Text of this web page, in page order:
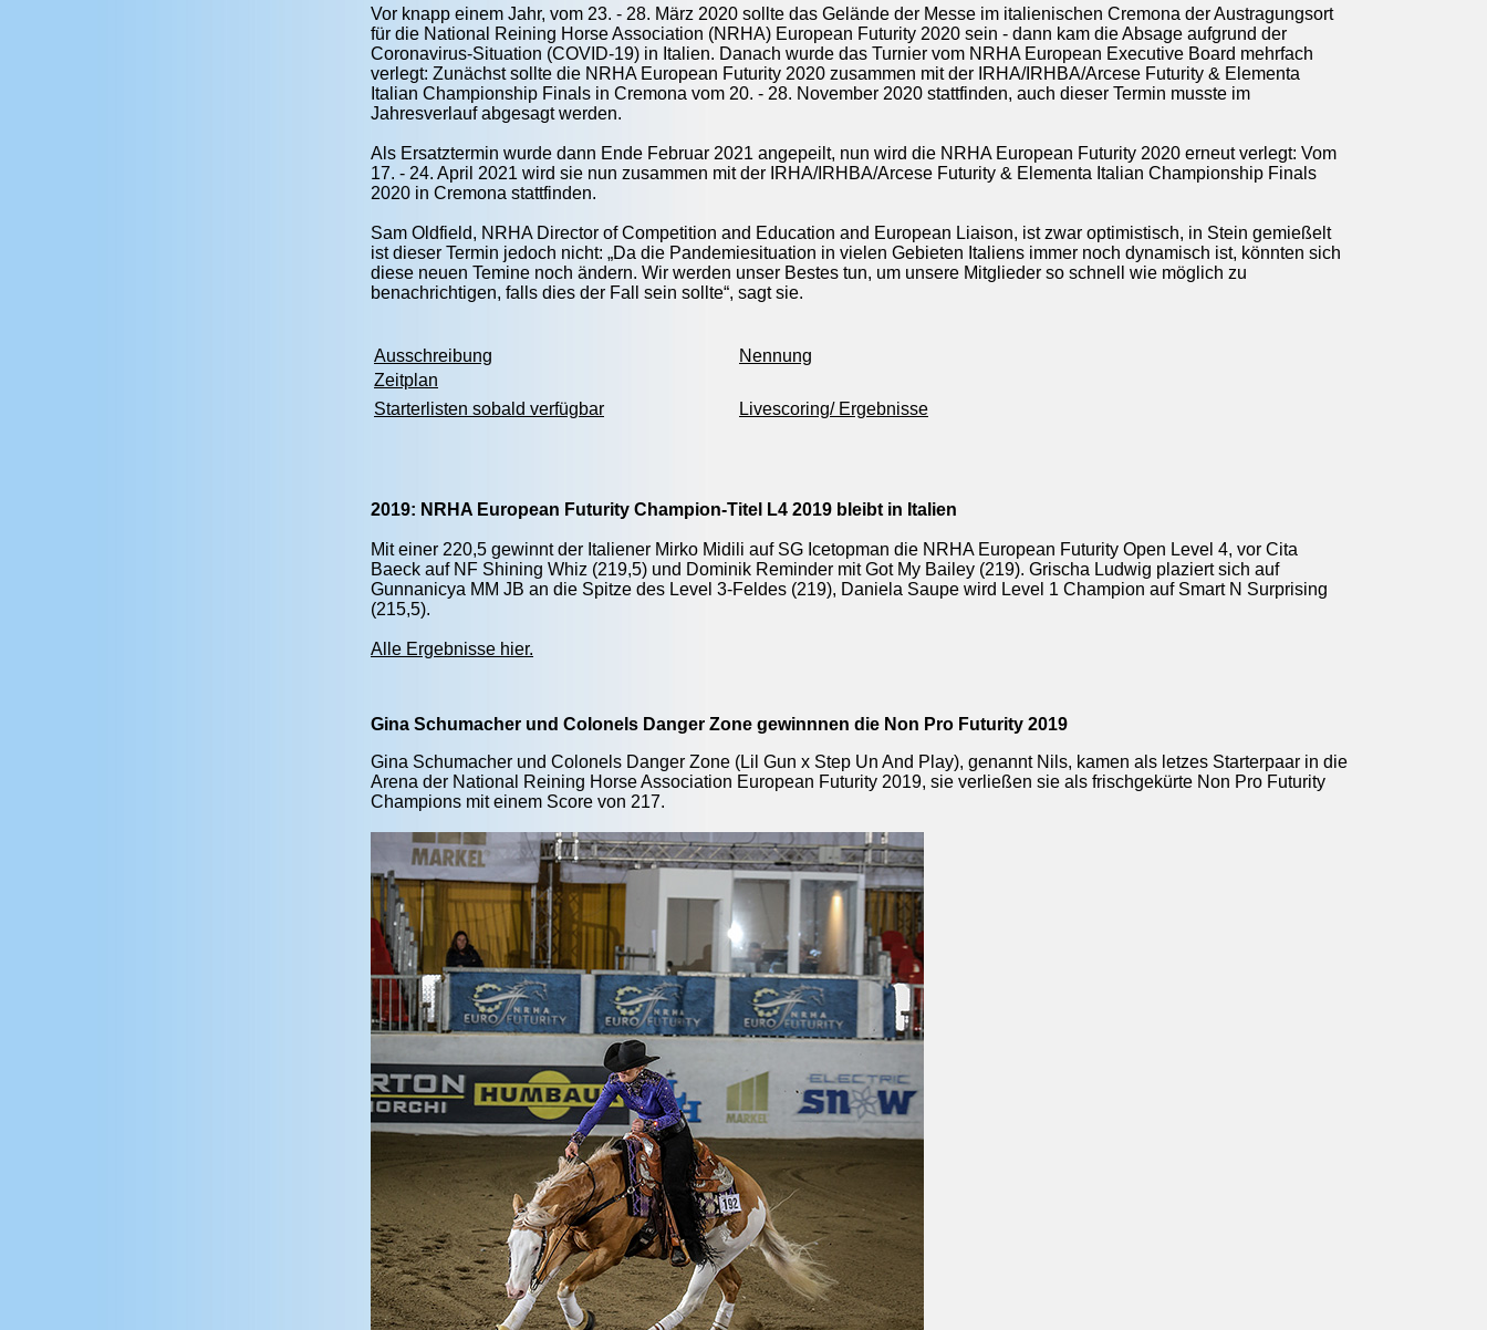
Vor knapp einem Jahr, vom 23. - 28. März 2020 sollte das Gelände der Messe im italienischen Cremona der Austragungsort
für die National Reining Horse Association (NRHA) European Futurity 2020 sein - dann kam die Absage aufgrund der
Coronavirus-Situation (COVID-19) in Italien. Danach wurde das Turnier vom NRHA European Executive Board mehrfach
verlegt: Zunächst sollte die NRHA European Futurity 2020 zusammen mit der IRHA/IRHBA/Arcese Futurity & Elementa
Italian Championship Finals in Cremona vom 20. - 28. November 2020 stattfinden, auch dieser Termin musste im
Jahresverlauf abgesagt werden.
Als Ersatztermin wurde dann Ende Februar 2021 angepeilt, nun wird die NRHA European Futurity 2020 erneut verlegt: Vom
17. - 24. April 2021 wird sie nun zusammen mit der IRHA/IRHBA/Arcese Futurity & Elementa Italian Championship Finals
2020 in Cremona stattfinden.
Sam Oldfield, NRHA Director of Competition and Education and European Liaison, ist zwar optimistisch, in Stein gemießelt
ist dieser Termin jedoch nicht: „Da die Pandemiesituation in vielen Gebieten Italiens immer noch dynamisch ist, könnten sich
diese neuen Temine noch ändern. Wir werden unser Bestes tun, um unsere Mitglieder so schnell wie möglich zu
benachrichtigen, falls dies der Fall sein sollte“, sagt sie.
Ausschreibung
Nennung
Zeitplan
Starterlisten sobald verfügbar
Livescoring/ Ergebnisse
2019: NRHA European Futurity Champion-Titel L4 2019 bleibt in Italien
Mit einer 220,5 gewinnt der Italiener Mirko Midili auf SG Icetopman die NRHA European Futurity Open Level 4, vor Cita
Baeck auf NF Shining Whiz (219,5) und Dominik Reminder mit Got My Bailey (219). Grischa Ludwig plaziert sich auf
Gunnanicya MM JB an die Spitze des Level 3-Feldes (219), Daniela Saupe wird Level 1 Champion auf Smart N Surprising
(215,5).
Alle Ergebnisse hier.
Gina Schumacher und Colonels Danger Zone gewinnnen die Non Pro Futurity 2019
Gina Schumacher und Colonels Danger Zone (Lil Gun x Step Un And Play), genannt Nils, kamen als letzes Starterpaar in die
Arena der National Reining Horse Association European Futurity 2019, sie verließen sie als frischgekürte Non Pro Futurity
Champions mit einem Score von 217.